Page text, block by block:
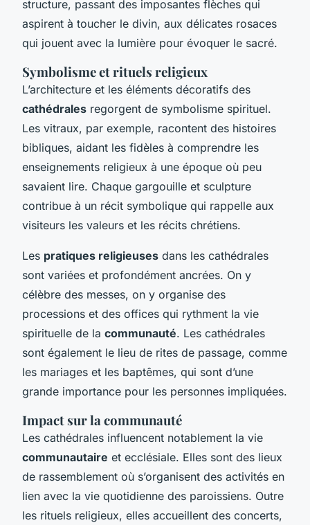
structure, passant des imposantes flèches qui
aspirent à toucher le divin, aux délicates rosaces
qui jouent avec la lumière pour évoquer le sacré.
Symbolisme et rituels religieux
L’architecture et les éléments décoratifs des
cathédrales regorgent de symbolisme spirituel.
Les vitraux, par exemple, racontent des histoires
bibliques, aidant les fidèles à comprendre les
enseignements religieux à une époque où peu
savaient lire. Chaque gargouille et sculpture
contribue à un récit symbolique qui rappelle aux
visiteurs les valeurs et les récits chrétiens.
Les pratiques religieuses dans les cathédrales
sont variées et profondément ancrées. On y
célèbre des messes, on y organise des
processions et des offices qui rythment la vie
spirituelle de la communauté. Les cathédrales
sont également le lieu de rites de passage, comme
les mariages et les baptêmes, qui sont d’une
grande importance pour les personnes impliquées.
Impact sur la communauté
Les cathédrales influencent notablement la vie
communautaire et ecclésiale. Elles sont des lieux
de rassemblement où s’organisent des activités en
lien avec la vie quotidienne des paroissiens. Outre
les rituels religieux, elles accueillent des concerts,